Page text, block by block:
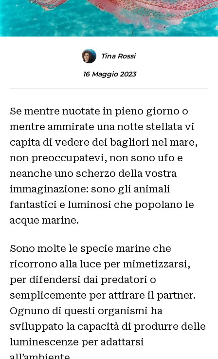
Tina Rossi
16 Maggio 2023
Se mentre nuotate in pieno giorno o
mentre ammirate una notte stellata vi
capita di vedere dei bagliori nel mare,
non preoccupatevi, non sono ufo e
neanche uno scherzo della vostra
immaginazione: sono gli animali
fantastici e luminosi che popolano le
acque marine.
Sono molte le specie marine che
ricorrono alla luce per mimetizzarsi,
per difendersi dai predatori o
semplicemente per attirare il partner.
Ognuno di questi organismi ha
sviluppato la capacità di produrre delle
luminescenze per adattarsi